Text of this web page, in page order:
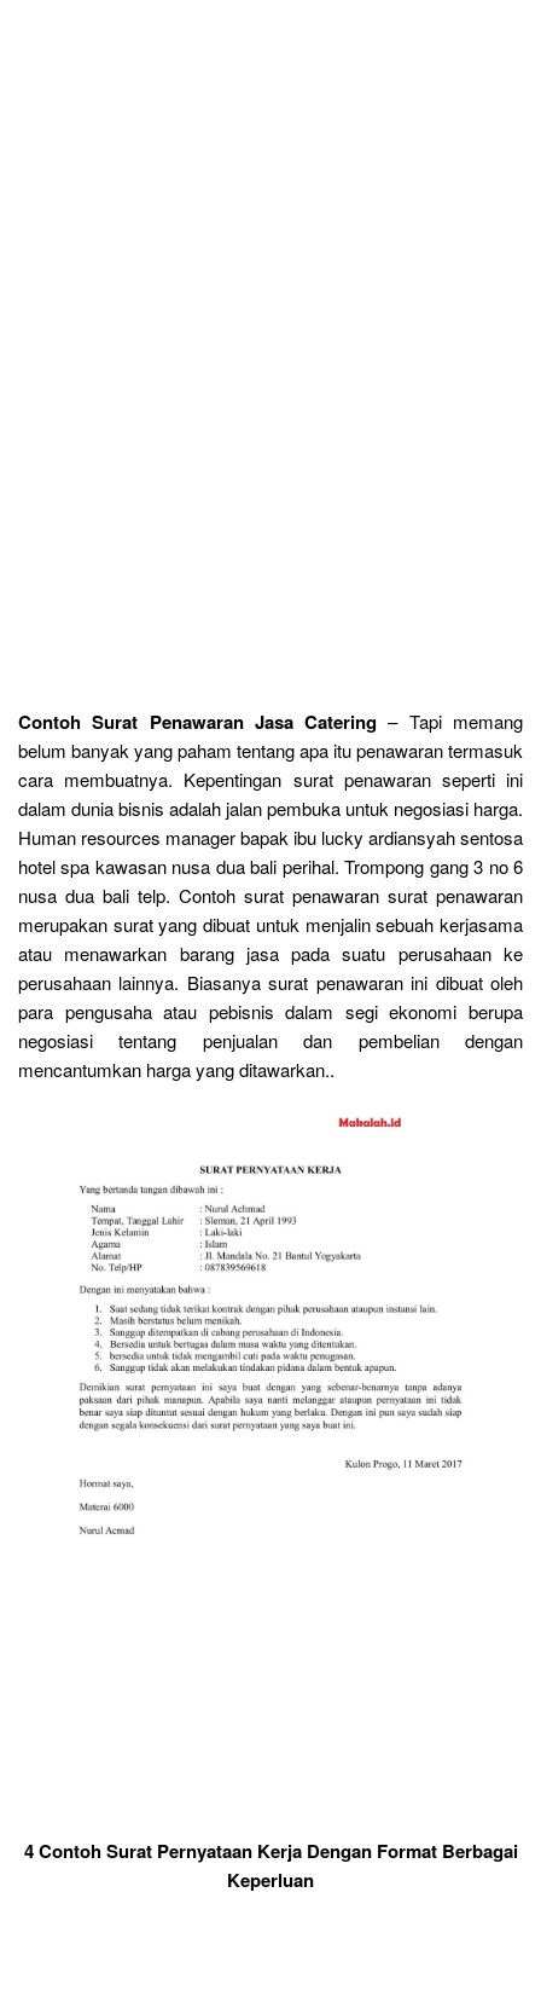
Contoh Surat Penawaran Jasa Catering – Tapi memang
belum banyak yang paham tentang apa itu penawaran termasuk
cara membuatnya. Kepentingan surat penawaran seperti ini
dalam dunia bisnis adalah jalan pembuka untuk negosiasi harga.
Human resources manager bapak ibu lucky ardiansyah sentosa
hotel spa kawasan nusa dua bali perihal. Trompong gang 3 no 6
nusa dua bali telp. Contoh surat penawaran surat penawaran
merupakan surat yang dibuat untuk menjalin sebuah kerjasama
atau menawarkan barang jasa pada suatu perusahaan ke
perusahaan lainnya. Biasanya surat penawaran ini dibuat oleh
para pengusaha atau pebisnis dalam segi ekonomi berupa
negosiasi tentang penjualan dan pembelian dengan
mencantumkan harga yang ditawarkan..
4 Contoh Surat Pernyataan Kerja Dengan Format Berbagai
Keperluan